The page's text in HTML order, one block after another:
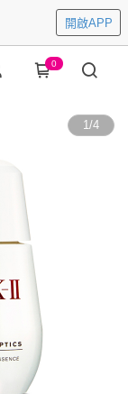
開啟APP
0
1/4